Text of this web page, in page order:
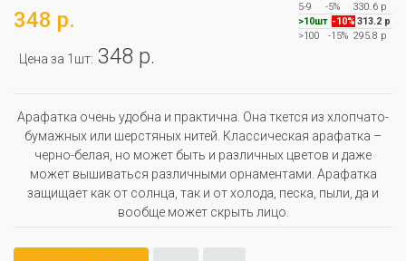
348 р.
Цена за 1шт: 348 р.
5-9
-5%
330.6 р
>10шт -10% 313.2 р
>100
-15% 295.8 р
Арафатка очень удобна и практична. Она ткется из хлопчато-
бумажных или шерстяных нитей. Классическая арафатка –
черно-белая, но может быть и различных цветов и даже
может вышиваться различными орнаментами. Арафатка
защищает как от солнца, так и от холода, песка, пыли, да и
вообще может скрыть лицо.